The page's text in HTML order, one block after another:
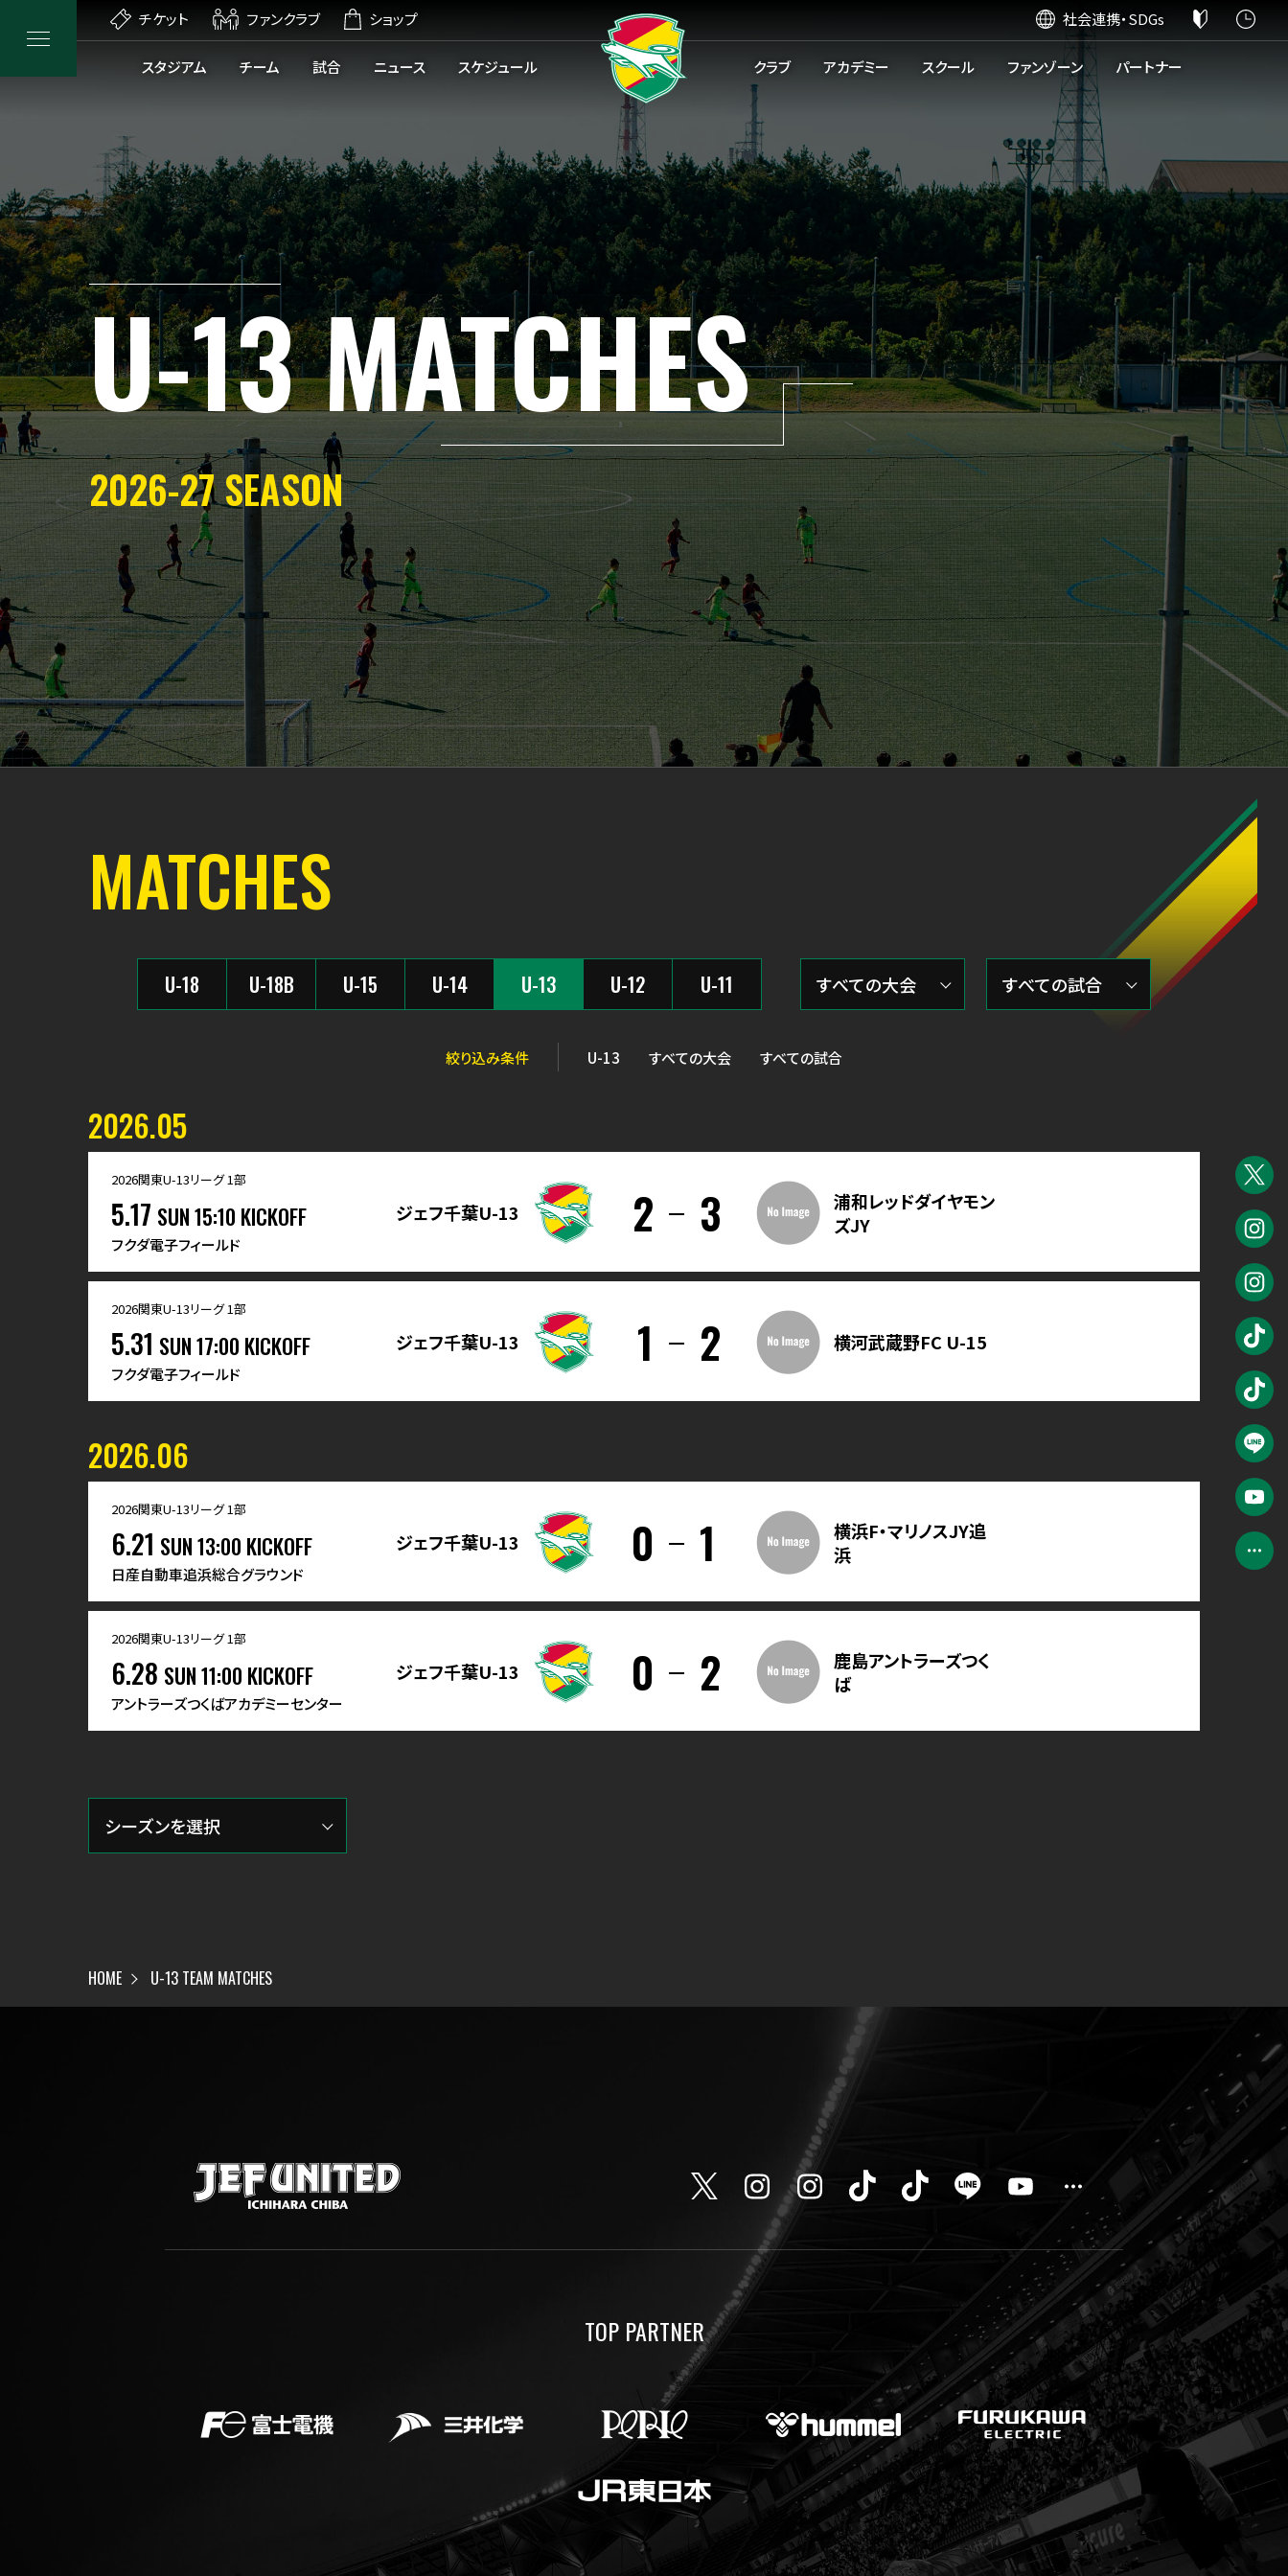
チケット ファンクラブ ショップ 社会連携・SDGs
スタジアム チーム 試合 ニュース スケジュール クラブ アカデミー スクール ファンゾーン パートナー
U-13MATCHES
2026-27SEASON
MATCHES
U-18 U-18B U-15 U-14 U-13 U-12 U-11
絞り込み条件 U-13 すべての大会 すべての試合
2026.05
2026関東U-13リーグ 1部
5.17 SUN15:10 KICKOFF
フクダ電子フィールド
ジェフ千葉U-13 2 3
浦和レッドダイヤモン
ズJY
2026関東U-13リーグ 1部
5.31 SUN17:00 KICKOFF
フクダ電子フィールド
ジェフ千葉U-13 1 2 横河武蔵野FC U-15
2026.06
2026関東U-13リーグ 1部
6.21 SUN13:00 KICKOFF
日産自動車追浜総合グラウンド
ジェフ千葉U-13 0 1
横浜F・マリノスJY追
浜
2026関東U-13リーグ 1部
6.28 SUN11:00 KICKOFF
アントラーズつくばアカデミーセンター
ジェフ千葉U-13 0 2
鹿島アントラーズつく
ば
HOME U-13 TEAM MATCHES
TOP PARTNER